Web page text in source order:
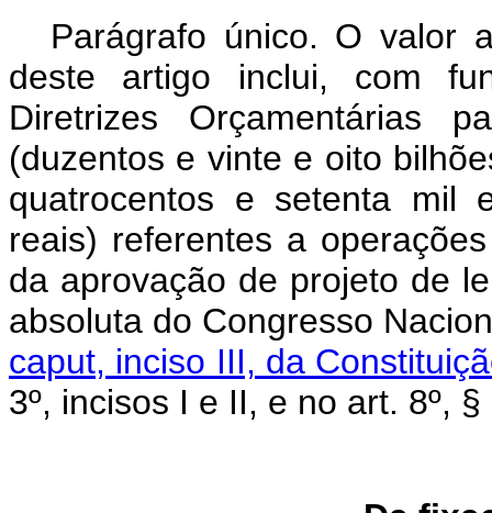
Parágrafo único. O
deste artigo inclui, com
Diretrizes Orçamentárias
(duzentos e vinte e oito
quatrocentos e setenta mil
reais) referentes a
da aprovação de projeto de
absoluta do Congresso
caput, inciso III, da
3º, incisos I e II, e no art. 8º,